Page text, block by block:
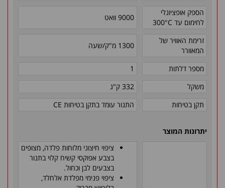
הספק אופציונלי
לחימום עד 300°C
9000 וואט
זרימת האוויר של
המאוורר
1300 מ"ק/שעה
מספר דלתות
1
משקל
332 ק"ג
תקן בטיחות
התנור עומד בתקן בטיחות CE
יתרונות המוצר
ציפוי חיצוני מלוחות פלדה, מצופים
בצבע אפוקסי קשיח קלוי בתנור
בצבעים לבן וכחול.
ציפוי פנימי מפלדת אלחלד,